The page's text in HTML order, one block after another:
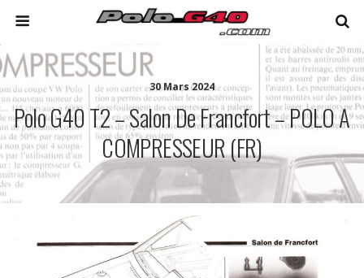
30 Mars 2024
Polo G40 T2 – Salon De Francfort – POLO A
COMPRESSEUR (FR)